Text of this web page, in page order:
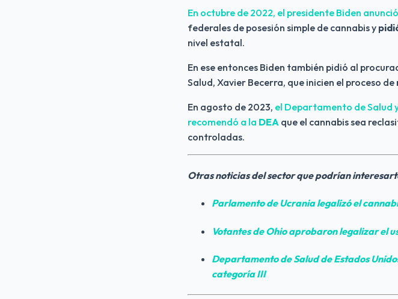
En octubre de 2022, el presidente Biden anunció
federales de posesión simple de cannabis y
nivel estatal.
En ese entonces Biden también pidió al
Salud, Xavier Becerra, que inicien el proceso de
En agosto de 2023, el Departamento de Salud
recomendó a la DEA que el cannabis sea
controladas.
Otras noticias del sector que podrían
Parlamento de Ucrania legalizó el
Votantes de Ohio aprobaron legalizar el
Departamento de Salud de Estados
categoría III